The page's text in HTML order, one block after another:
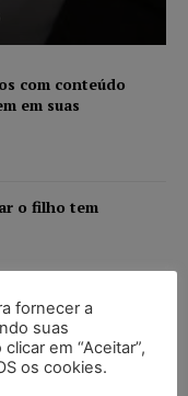
com conteúdo
em suas
o filho tem
de veículos
de todos os
fornecer a
suas
em “Aceitar”,
os cookies.